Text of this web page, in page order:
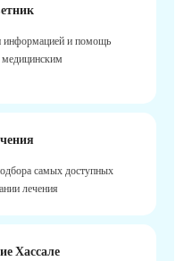
информацией и помощь
самых доступных
лечения
Хассале